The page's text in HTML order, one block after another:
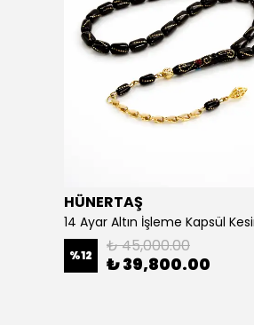
HÜNERTAŞ
%12 ₺ 45,000.00
₺ 39,800.00